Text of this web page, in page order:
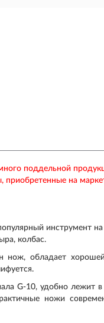
поддельной
приобретенные на
инструмент
колбас.
нож, обладает
G-10, удобно лежит в
ножи